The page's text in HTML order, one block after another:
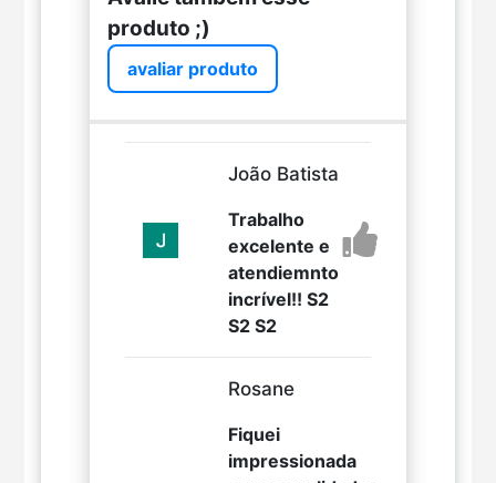
produto ;)
avaliar produto
João Batista
Trabalho
excelente e
atendiemnto
incrível!! S2
S2 S2
Rosane
Fiquei
impressionada